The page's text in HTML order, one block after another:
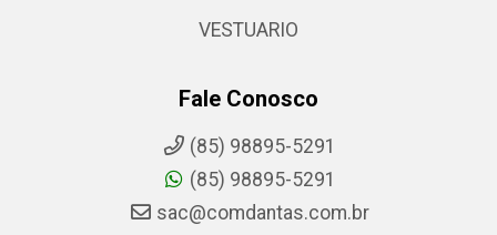
VESTUARIO
Fale Conosco
(85) 98895-5291
(85) 98895-5291
sac@comdantas.com.br